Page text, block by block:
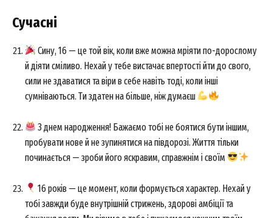
Сучасні
Сину, 16 — це той вік, коли вже можна мріяти по-дорослому
й діяти сміливо. Нехай у тебе вистачає впертості йти до свого,
сили не здаватися та віри в себе навіть тоді, коли інші
сумніваються. Ти здатен на більше, ніж думаєш
З днем народження! Бажаємо тобі не боятися бути іншим,
пробувати нове й не зупинятися на півдорозі. Життя тільки
починається — зроби його яскравим, справжнім і своїм
16 років — це момент, коли формується характер. Нехай у
тобі завжди буде внутрішній стрижень, здорові амбіції та